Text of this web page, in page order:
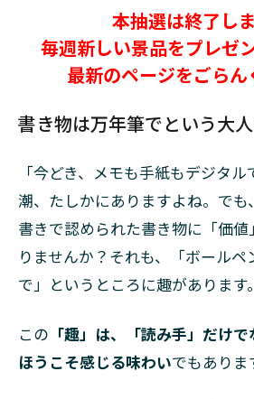
本抽選は終了し
毎週新しい景品をプレゼ
最新のページをごらん
書き物は万年筆でという大
「今どき、メモも手紙もデジタ
潮、たしかにありますよね。で
書きで認められた書き物に「価
りませんか？それも、「ボール
で」というところに趣があります。
この 「趣」は、「読み手」だけ
ほうこそ感じる味わいでもありま